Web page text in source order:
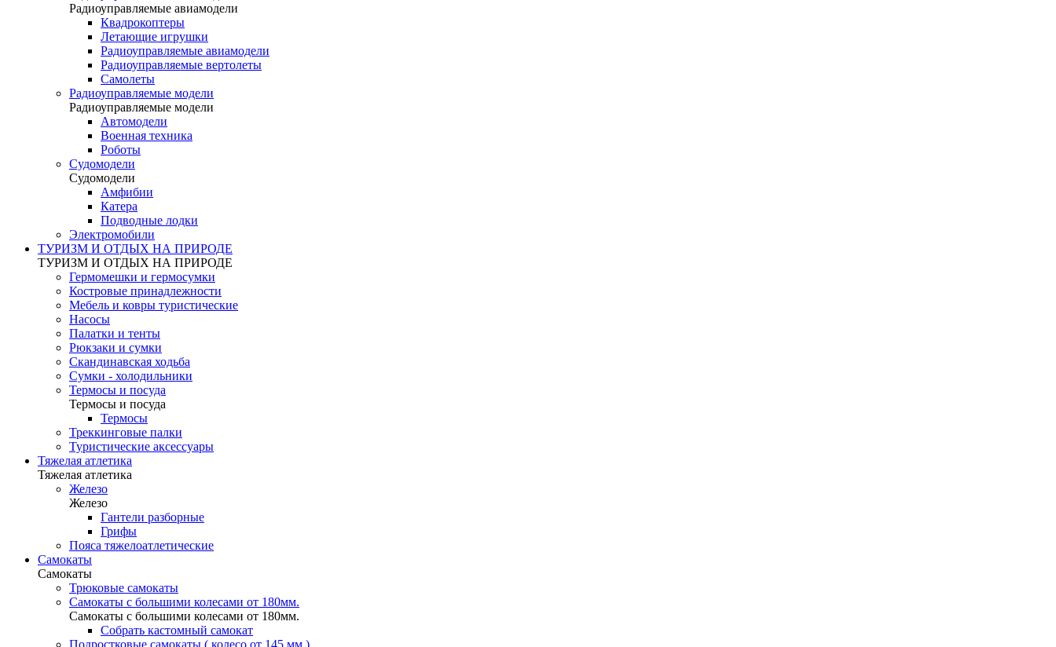
Радиоуправляемые авиамодели
Квадрокоптеры
Летающие игрушки
Радиоуправляемые авиамодели
Радиоуправляемые вертолеты
Самолеты
Радиоуправляемые модели
Радиоуправляемые модели
Автомодели
Военная техника
Роботы
Судомодели
Судомодели
Амфибии
Катера
Подводные лодки
Электромобили
ТУРИЗМ И ОТДЫХ НА ПРИРОДЕ
ТУРИЗМ И ОТДЫХ НА ПРИРОДЕ
Гермомешки и гермосумки
Костровые принадлежности
Мебель и ковры туристические
Насосы
Палатки и тенты
Рюкзаки и сумки
Скандинавская ходьба
Сумки - холодильники
Термосы и посуда
Термосы и посуда
Термосы
Треккинговые палки
Туристические аксессуары
Тяжелая атлетика
Тяжелая атлетика
Железо
Железо
Гантели разборные
Грифы
Пояса тяжелоатлетические
Самокаты
Самокаты
Трюковые самокаты
Самокаты с большими колесами от 180мм.
Самокаты с большими колесами от 180мм.
Собрать кастомный самокат
Подростковые самокаты ( колесо от 145 мм.)